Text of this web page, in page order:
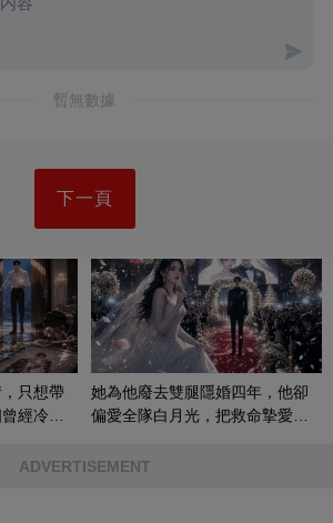
暫無數據
下一頁
只想帶
經冷漠
她為他廢去雙腿隱婚四年，他卻
偏愛全隊白月光，把救命摯愛當
ADVERTISEMENT